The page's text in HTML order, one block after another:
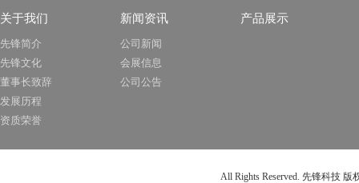
关于我们
先锋简介
先锋文化
董事长致辞
发展历程
资质荣誉
新闻资讯
公司新闻
会展信息
公司公告
产品展示
All Rights Reserved. 先锋科技 版